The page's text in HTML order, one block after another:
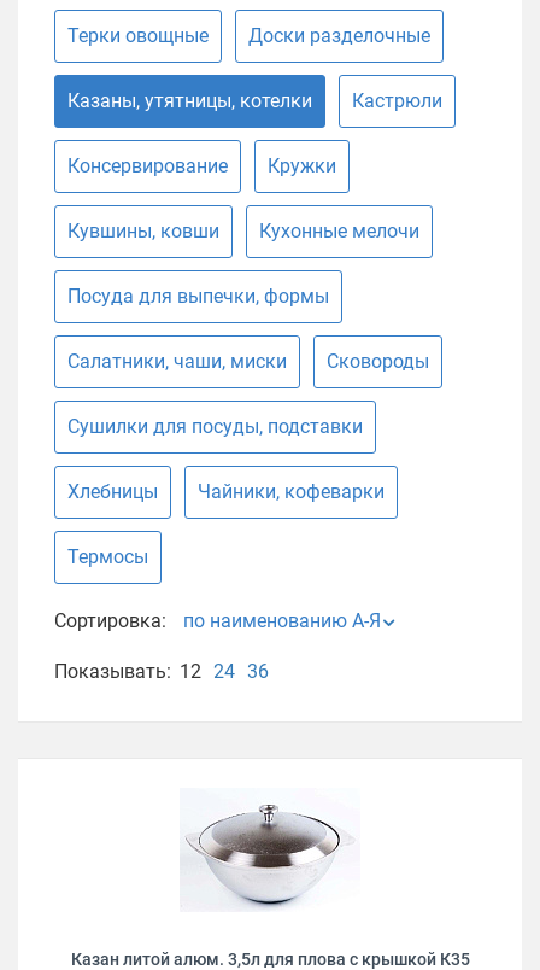
Терки овощные Доски разделочные
Казаны, утятницы, котелки Кастрюли
Консервирование Кружки
Кувшины, ковши Кухонные мелочи
Посуда для выпечки, формы
Салатники, чаши, миски Сковороды
Сушилки для посуды, подставки
Хлебницы Чайники, кофеварки
Термосы
Сортировка: по наименованию А-Я
Показывать: 12 24 36
Казан литой алюм. 3,5л для плова с крышкой К35